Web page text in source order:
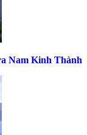
Nam Kinh Thành